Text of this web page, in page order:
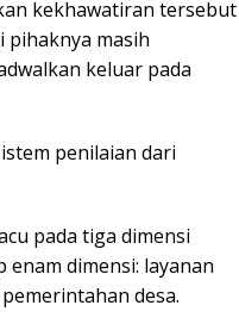
kekhawatiran tersebut
pihaknya masih
keluar pada
penilaian dari
pada tiga dimensi
dimensi: layanan
desa.